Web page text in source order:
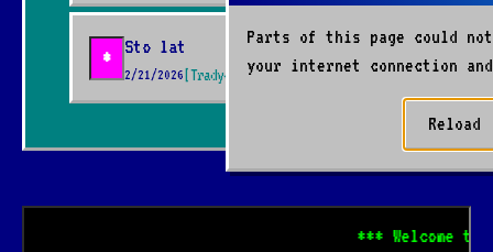
* Sto lat
2/21/2026 [Tradycyjna]📺
*** Welcome to
Parts of this page could not
your internet connection
Reload